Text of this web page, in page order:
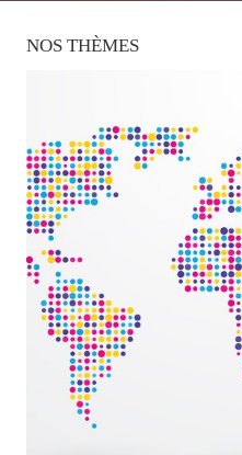
NOS THÈMES